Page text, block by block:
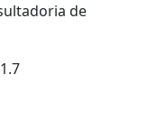
de